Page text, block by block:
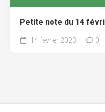
Petite note du 14
14 février 2023 0